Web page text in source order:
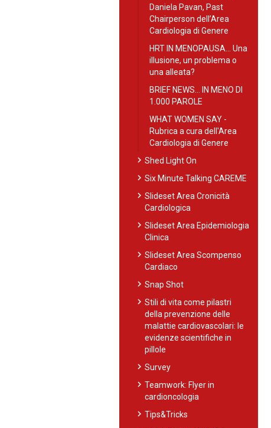
Daniela Pavan, Past
Chairperson dell’Area
Cardiologia di Genere
HRT IN MENOPAUSA… Una
illusione, un problema o
una alleata?
BRIEF NEWS… IN MENO DI
1.000 PAROLE
WHAT WOMEN SAY -
Rubrica a cura dell'Area
Cardiologia di Genere
chevron_rightShed Light On
chevron_rightSix Minute Talking CAREME
chevron_rightSlideset Area Cronicità
Cardiologica
chevron_rightSlideset Area Epidemiologia
Clinica
chevron_rightSlideset Area Scompenso
Cardiaco
chevron_rightSnap Shot
chevron_rightStili di vita come pilastri
della prevenzione delle
malattie cardiovascolari: le
evidenze scientifiche in
pillole
chevron_rightSurvey
chevron_rightTeamwork: Flyer in
cardioncologia
chevron_rightTips&Tricks